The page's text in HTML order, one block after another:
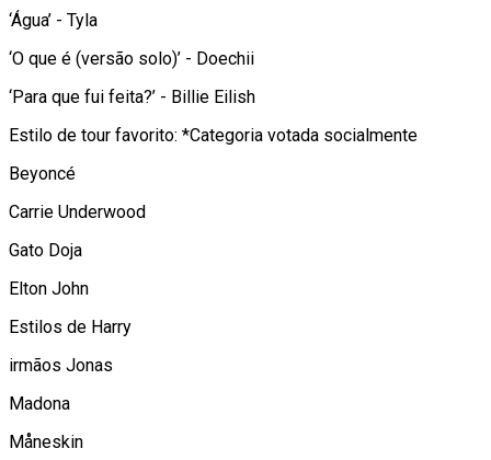
‘Água’ - Tyla
‘O que é (versão solo)’ - Doechii
‘Para que fui feita?’ - Billie Eilish
Estilo de tour favorito: *Categoria votada socialmente
Beyoncé
Carrie Underwood
Gato Doja
Elton John
Estilos de Harry
irmãos Jonas
Madona
Måneskin